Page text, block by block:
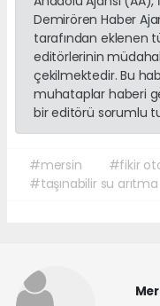
Demirören Haber
tarafından eklenen
editörlerinin
çekilmektedir. Bu
muhataplar haberi
bir editörü sorumlu
#mersin #fikir
#taşınabilir su arıtma